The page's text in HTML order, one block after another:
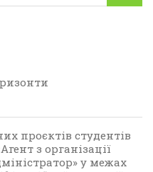
проєктів студентів
з організації
у межах